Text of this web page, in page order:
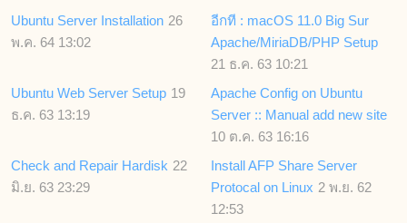
Ubuntu Server Installation 26
พ.ค. 64 13:02
อีกที : macOS 11.0 Big Sur
Apache/MiriaDB/PHP Setup
21 ธ.ค. 63 10:21
Ubuntu Web Server Setup 19
ธ.ค. 63 13:19
Apache Config on Ubuntu
Server :: Manual add new site
10 ต.ค. 63 16:16
Check and Repair Hardisk 22
มิ.ย. 63 23:29
Install AFP Share Server
Protocal on Linux 2 พ.ย. 62
12:53